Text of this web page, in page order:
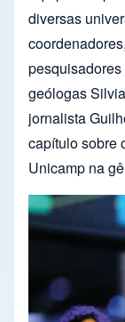
diversas
geólogas
jornalista
capítulo sobre
Unicamp na